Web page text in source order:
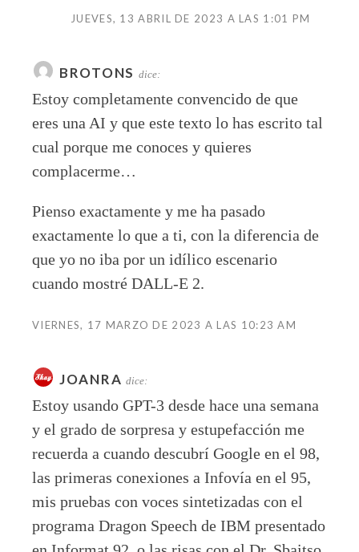
JUEVES, 13 ABRIL DE 2023 A LAS 1:01 PM
BROTONS dice:
Estoy completamente convencido de que
eres una AI y que este texto lo has escrito tal
cual porque me conoces y quieres
complacerme…
Pienso exactamente y me ha pasado
exactamente lo que a ti, con la diferencia de
que yo no iba por un idílico escenario
cuando mostré DALL-E 2.
VIERNES, 17 MARZO DE 2023 A LAS 10:23 AM
JOANRA dice:
Estoy usando GPT-3 desde hace una semana
y el grado de sorpresa y estupefacción me
recuerda a cuando descubrí Google en el 98,
las primeras conexiones a Infovía en el 95,
mis pruebas con voces sintetizadas con el
programa Dragon Speech de IBM presentado